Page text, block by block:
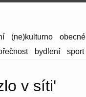
(ne)kulturno obecné
bydlení sport
v síti'